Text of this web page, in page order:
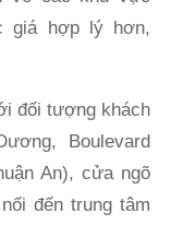
giá hợp lý hơn,
đối tượng khách
Boulevard
An), cửa ngõ
đến trung tâm